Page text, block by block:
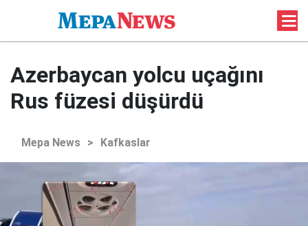
Azerbaycan yolcu uçağını
Rus füzesi düşürdü
Mepa News > Kafkaslar